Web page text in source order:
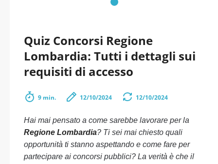
Quiz Concorsi Regione
Lombardia: Tutti i dettagli sui
requisiti di accesso
9 min. 12/10/2024 12/10/2024
Hai mai pensato a come sarebbe lavorare per la
Regione Lombardia? Ti sei mai chiesto quali
opportunità ti stanno aspettando e come fare per
partecipare ai concorsi pubblici? La verità è che il